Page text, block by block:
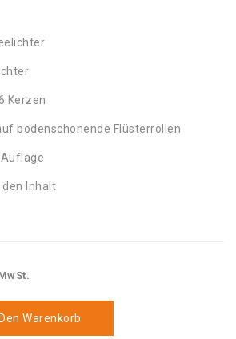
Kerzen
bodenschonende Flüsterrollen
Inhalt
Warenkorb